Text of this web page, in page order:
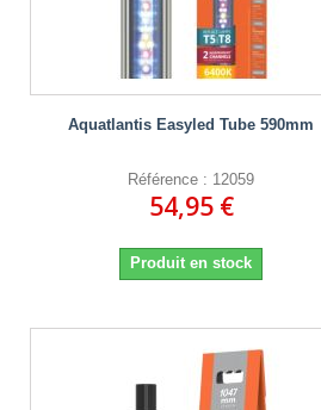
Aquatlantis Easyled Tube 590mm
Référence : 12059
54,95 €
Produit en stock